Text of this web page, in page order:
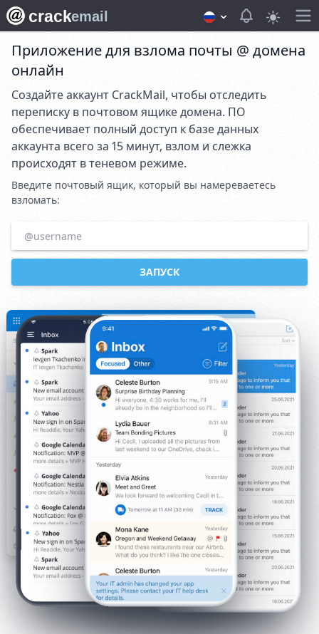
crackemail View
Приложение для взлома почты @ домена
онлайн
Создайте аккаунт CrackMail, чтобы отследить
переписку в почтовом ящике домена. ПО
обеспечивает полный доступ к базе данных
аккаунта всего за 15 минут, взлом и слежка
происходят в теневом режиме.
Введите почтовый ящик, который вы намереваетесь
взломать:
ЗАПУСК